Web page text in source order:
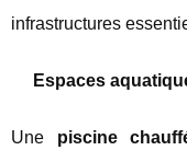
infrastructures
Espaces
Une piscine